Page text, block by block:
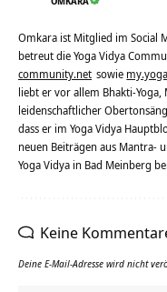
Omkara ist Mitglied im Social
betreut die Yoga Vidya
community.net sowie
liebt er vor allem Bhakti-
leidenschaftlicher
dass er im Yoga Vidya
neuen Beiträgen aus Mantra-
Yoga Vidya in Bad Meinberg
Keine
Deine E-Mail-Adresse wird nicht